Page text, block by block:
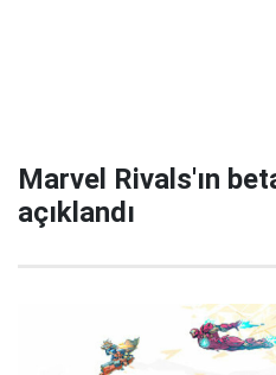
Marvel Rivals'ın
açıklandı